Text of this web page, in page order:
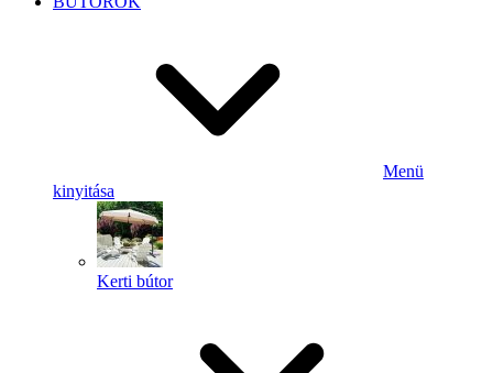
Menü
kinyitása
Kerti bútor